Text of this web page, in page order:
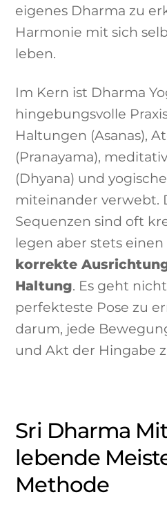
eigenes Dharma zu
Harmonie mit sich
leben.
Im Kern ist Dharma
hingebungsvolle
Haltungen (Asanas),
(Pranayama),
(Dhyana) und
miteinander verwebt.
Sequenzen sind oft
legen aber stets
korrekte
Haltung. Es geht
perfekteste Pose zu
darum, jede
und Akt der Hingabe
Sri Dharma
lebende
Methode